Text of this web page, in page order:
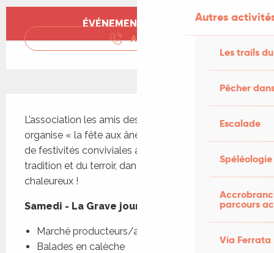
Autres
Les trails
Pêcher
Escalade
Spéléologie
parcours
Via Ferrata
Ouverture et coordonnées
ÉVÉNEMENT TERMINÉ
APPELER
L’association les amis des ânes de Luzech
organise « la fête aux ânes » à Luzech. Trois jours
de festivités conviviales autour des ânes, de la
tradition et du terroir, dans un esprit rural et
chaleureux !
Samedi - La Grave journée familiale
Marché producteurs/artisans
Balades en calèche